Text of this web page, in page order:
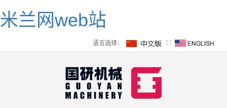
米兰网web站
语言选择： ∷